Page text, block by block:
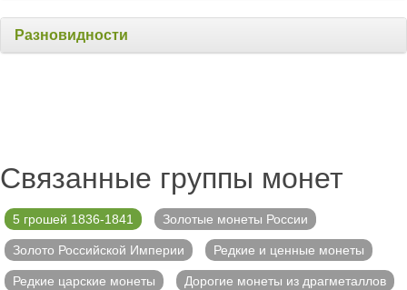
Разновидности
Связанные группы монет
5 грошей 1836-1841 Золотые монеты России
Золото Российской Империи Редкие и ценные монеты
Редкие царские монеты Дорогие монеты из драгметаллов